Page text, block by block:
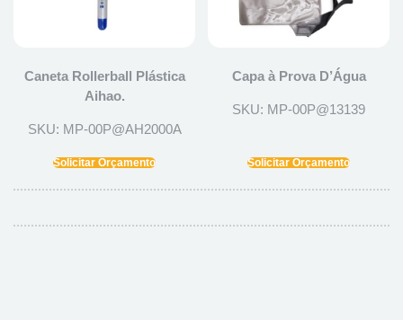
Caneta Rollerball Plástica
Aihao.
SKU: MP-00P@AH2000A
Solicitar Orçamento
Capa à Prova D’Água
SKU: MP-00P@13139
Solicitar Orçamento